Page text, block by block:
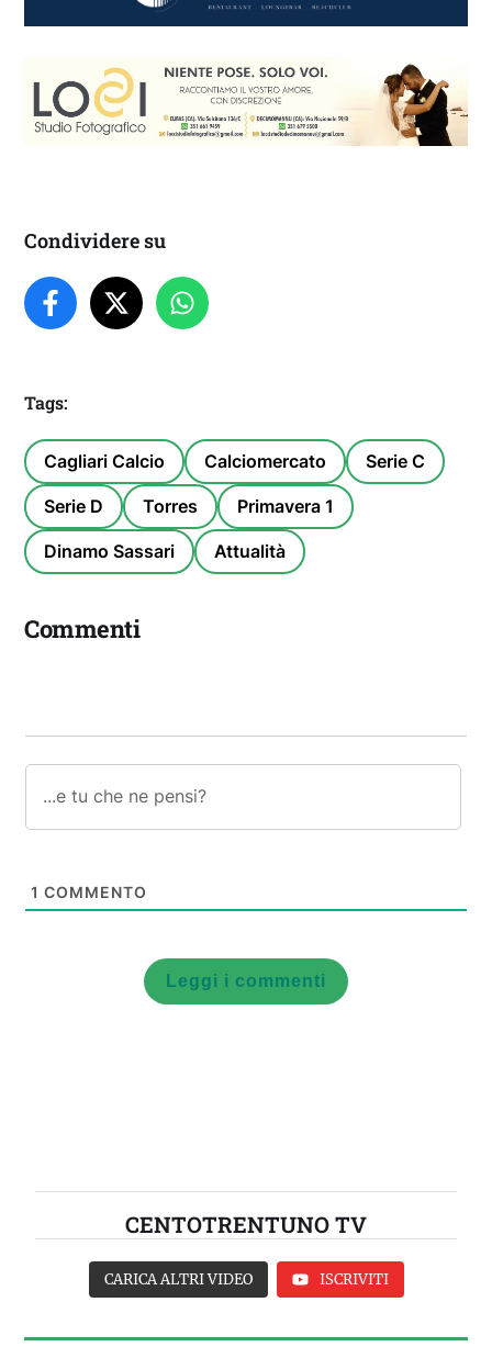
Condividere su
Tags:
Cagliari Calcio Calciomercato Serie C
Serie D Torres Primavera 1
Dinamo Sassari Attualità
Commenti
1 COMMENTO
Leggi i commenti
CENTOTRENTUNO TV
CARICA ALTRI VIDEO ISCRIVITI